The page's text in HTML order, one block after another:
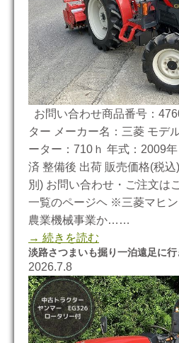
お問い合わせ商品番号：
ター メーカー名：三菱 モデ
ーター：710ｈ 年式：2009
済 整備後 出荷 販売価格(税
別) お問い合わせ・ご注文は
一覧のページヘ ※三菱マヒ
農業機械事業か……
→ 続きを読む
淡路さつまいも掘り一泊遠足に行
2026.7.8